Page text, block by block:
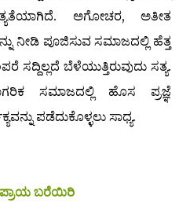
ಅಗೋಚರ, ಅತೀತ
ನೀಡಿ ಪೂಜಿಸುವ ಸಮಾಜದಲ್ಲಿ ಹೆತ್ತ
ಸದ್ದಿಲ್ಲದೆ ಬೆಳೆಯುತ್ತಿರುವುದು ಸತ್ಯ.
ಸಮಾಜದಲ್ಲಿ ಹೊಸ ಪ್ರಜ್ಞೆ
ಪಡೆದುಕೊಳ್ಳಲು ಸಾಧ್ಯ.
ಬರೆಯಿರಿ